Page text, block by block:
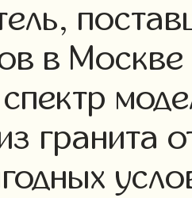
в
гранита